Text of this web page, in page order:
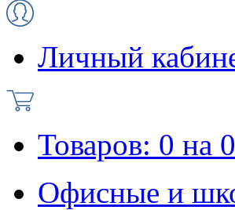
Личный
Товаров: 0 на
Офисные и